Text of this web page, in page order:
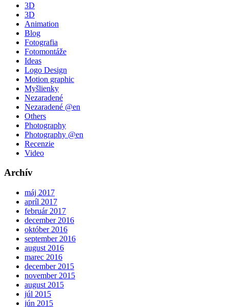
3D
3D
Animation
Blog
Fotografia
Fotomontáže
Ideas
Logo Design
Motion graphic
Myšlienky
Nezaradené
Nezaradené @en
Others
Photography
Photography @en
Recenzie
Video
Archív
máj 2017
apríl 2017
február 2017
december 2016
október 2016
september 2016
august 2016
marec 2016
december 2015
november 2015
august 2015
júl 2015
jún 2015